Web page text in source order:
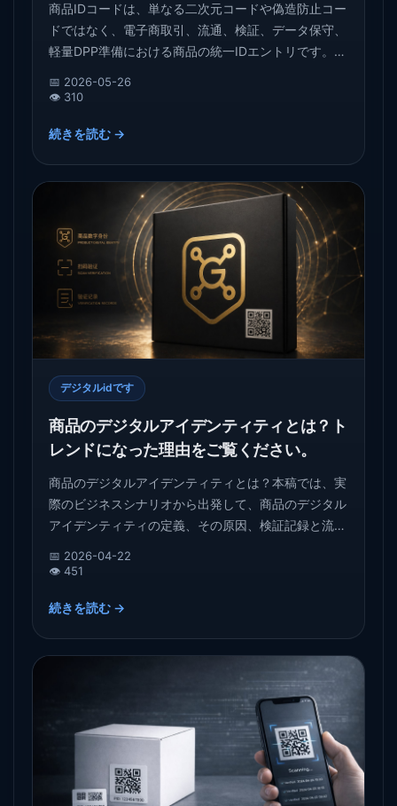
商品IDコードは、単なる二次元コードや偽造防止コー
ドではなく、電子商取引、流通、検証、データ保守、
軽量DPP準備における商品の統一IDエントリです。電
ィティ記録の価値から、将来の商品が検索可能、追跡
る理由を説明します。
📅 2026-05-26
👁️ 310
続きを読む →
デジタルidです
商品のデジタルアイデンティティとは？ト
レンドになった理由をご覧ください。
商品のデジタルアイデンティティとは？本稿では、実
際のビジネスシナリオから出発して、商品のデジタル
アイデンティティの定義、その原因、検証記録と流通
る価値を理解するのに役立ちます。
📅 2026-04-22
👁️ 451
続きを読む →